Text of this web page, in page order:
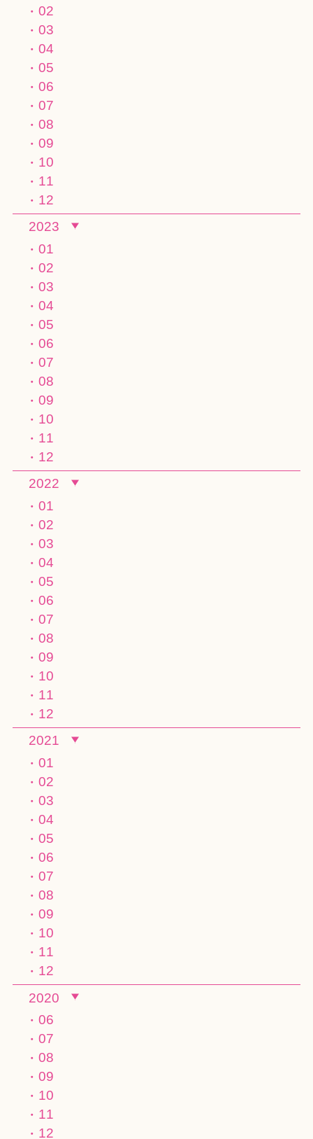
02
03
04
05
06
07
08
09
10
11
12
2023
01
02
03
04
05
06
07
08
09
10
11
12
2022
01
02
03
04
05
06
07
08
09
10
11
12
2021
01
02
03
04
05
06
07
08
09
10
11
12
2020
06
07
08
09
10
11
12